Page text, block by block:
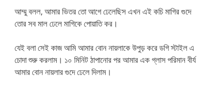
আম্মু বলল, আমার ভিতর তো আগে ঢেলেছিস এখন এই কচি মাগির গুদে
তোর সব মাল ঢেলে মাগিকে পোয়াতি কর।
যেই বলা সেই কাজ আমি আমার বোন নায়লাকে উপুড় করে ডগি স্টাইল এ
চোদা শুরু করলাম। ১০ মিনিট ঠাপানোর পর আমার এক গ্লাস পরিমান বীর্য
আমার বোন নায়লার গুদে ঢেলে দিলাম।